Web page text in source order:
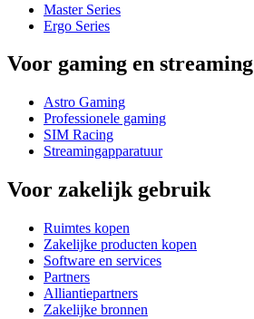
Master Series
Ergo Series
Voor gaming en streaming
Astro Gaming
Professionele gaming
SIM Racing
Streamingapparatuur
Voor zakelijk gebruik
Ruimtes kopen
Zakelijke producten kopen
Software en services
Partners
Alliantiepartners
Zakelijke bronnen